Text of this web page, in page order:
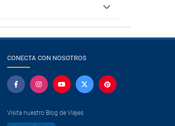
CONECTA CON NOSOTROS
Visita nuestro Blog de Viajes